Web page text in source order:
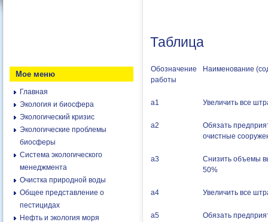
Мое меню
Главная
Экология и биосфера
Экологический кризис
Экологические проблемы
биосферы
Система экологического
менеджмента
Очистка природной воды
Общее представление о
пестицидах
Нефть и экология моря
Таблица
Обозначение
работы
Наименование
а1 Увеличить все
а2
Обязать
очистные
а3
Снизить объемы
50%
а4 Увеличить все
а5
Обязать